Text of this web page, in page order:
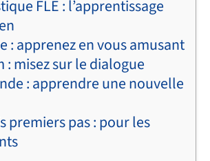
FLE : l’apprentissage
: apprenez en vous amusant
: misez sur le dialogue
: apprendre une nouvelle
premiers pas : pour les